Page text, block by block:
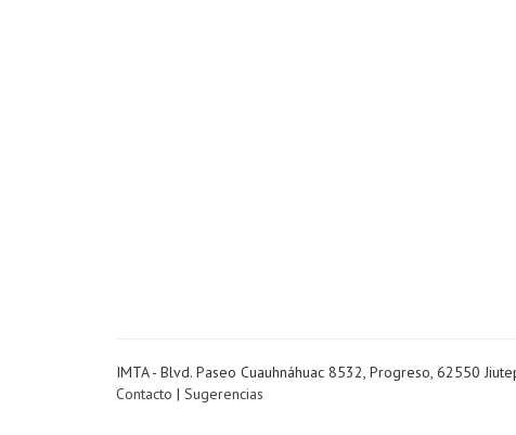
IMTA - Blvd. Paseo Cuauhnáhuac 8532, Progreso, 62550
Contacto | Sugerencias